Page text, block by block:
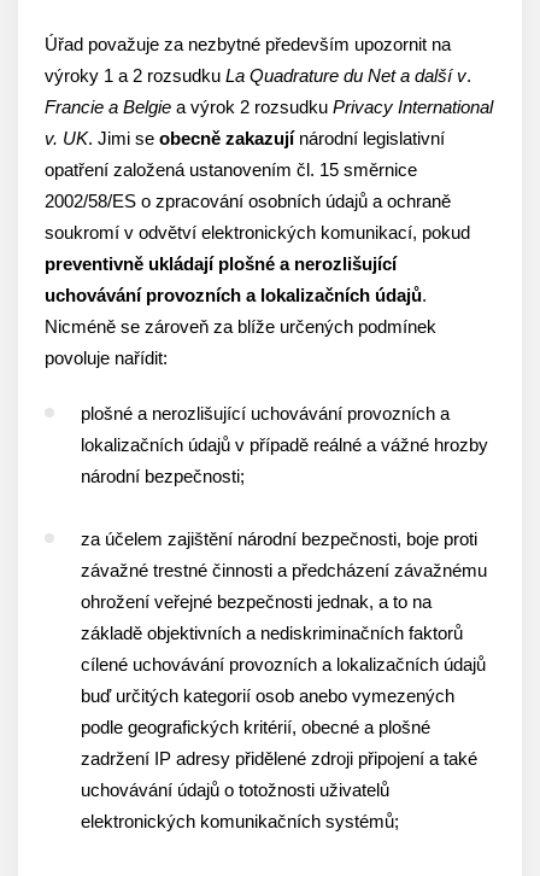
Úřad považuje za nezbytné především upozornit na
výroky 1 a 2 rozsudku La Quadrature du Net a další v.
Francie a Belgie a výrok 2 rozsudku Privacy International
v. UK. Jimi se obecně zakazujínárodní legislativní
opatření založená ustanovením čl. 15 směrnice
2002/58/ES o zpracování osobních údajů a ochraně
soukromí v odvětví elektronických komunikací, pokud
preventivně ukládají plošné a nerozlišující
uchovávání provozních a lokalizačních údajů.
Nicméně se zároveň za blíže určených podmínek
povoluje nařídit:
plošné a nerozlišující uchovávání provozních a
lokalizačních údajů v případě reálné a vážné hrozby
národní bezpečnosti;
za účelem zajištění národní bezpečnosti, boje proti
závažné trestné činnosti a předcházení závažnému
ohrožení veřejné bezpečnosti jednak, a to na
základě objektivních a nediskriminačních faktorů
cílené uchovávání provozních a lokalizačních údajů
buď určitých kategorií osob anebo vymezených
podle geografických kritérií, obecné a plošné
zadržení IP adresy přidělené zdroji připojení a také
uchovávání údajů o totožnosti uživatelů
elektronických komunikačních systémů;